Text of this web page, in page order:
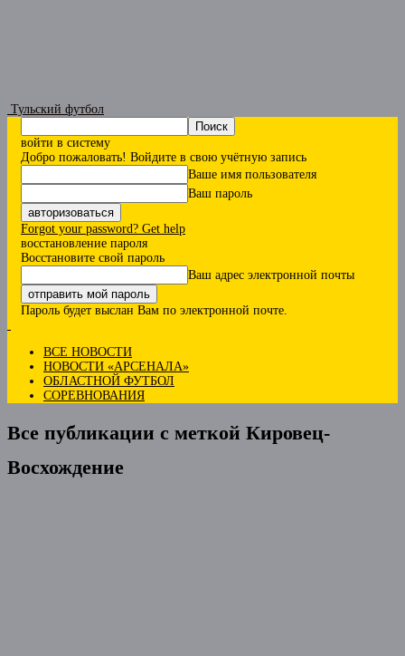
Тульский футбол
войти в систему
Добро пожаловать! Войдите в свою учётную запись
Ваше имя пользователя
Ваш пароль
Forgot your password? Get help
восстановление пароля
Восстановите свой пароль
Ваш адрес электронной почты
Пароль будет выслан Вам по электронной почте.
ВСЕ НОВОСТИ
НОВОСТИ «АРСЕНАЛА»
ОБЛАСТНОЙ ФУТБОЛ
СОРЕВНОВАНИЯ
Все публикации с меткой Кировец-
Восхождение